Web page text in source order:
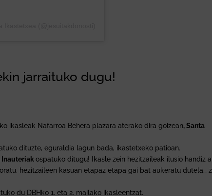
jarraituko dugu!
ikasleak Nafarroa Behera plazara aterako dira goizean, Santa
dituzte, eguraldia lagun bada, ikastetxeko patioan.
Inauteriakospatuko ditugu! Ikasle zein hezitzaileak ilusio handiz
hezitzaileen kasuan etapaz etapa gai bat aukeratu dutela…
du DBHko 1. eta 2. mailako ikasleentzat.